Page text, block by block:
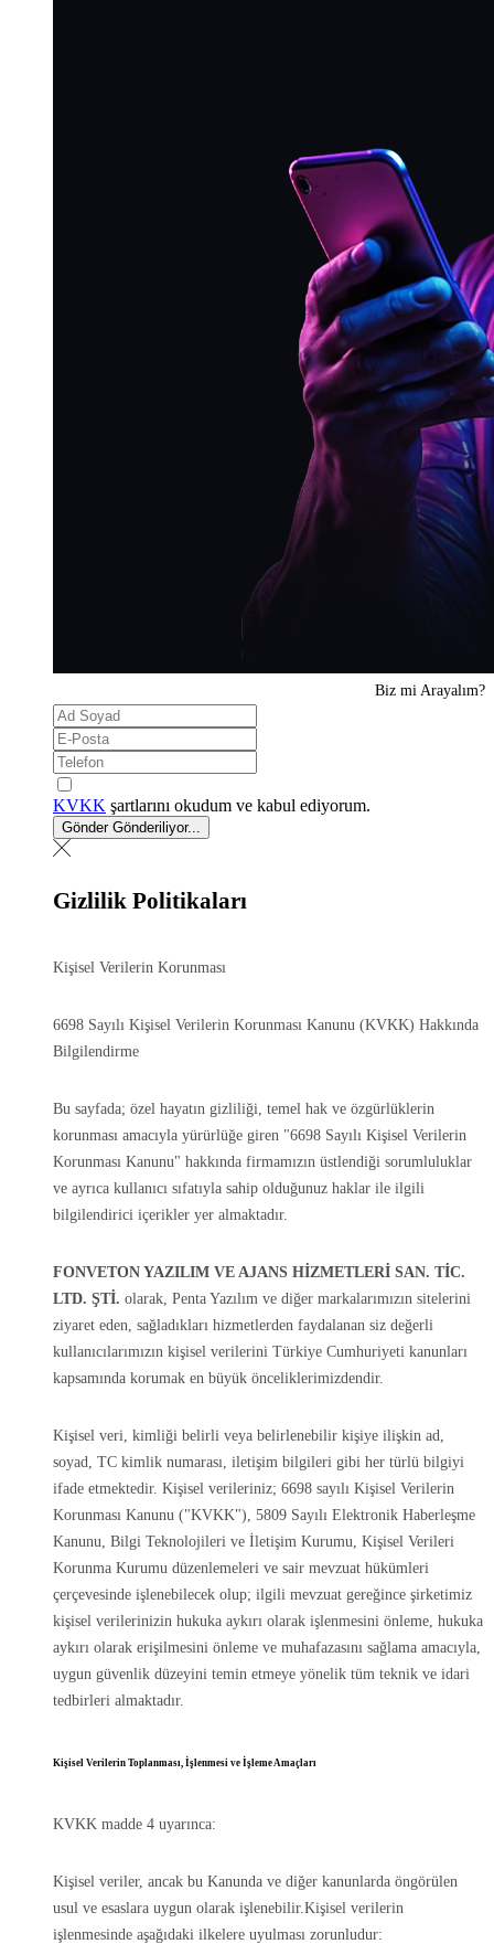
Biz mi Arayalım?
KVKK şartlarını okudum ve kabul ediyorum.
Gönder Gönderiliyor...
Gizlilik Politikaları
Kişisel Verilerin Korunması
6698 Sayılı Kişisel Verilerin Korunması Kanunu (KVKK) Hakkında
Bilgilendirme
Bu sayfada; özel hayatın gizliliği, temel hak ve özgürlüklerin
korunması amacıyla yürürlüğe giren "6698 Sayılı Kişisel Verilerin
Korunması Kanunu" hakkında firmamızın üstlendiği sorumluluklar
ve ayrıca kullanıcı sıfatıyla sahip olduğunuz haklar ile ilgili
bilgilendirici içerikler yer almaktadır.
FONVETON YAZILIM VE AJANS HİZMETLERİ SAN. TİC.
LTD. ŞTİ. olarak, Penta Yazılım ve diğer markalarımızın sitelerini
ziyaret eden, sağladıkları hizmetlerden faydalanan siz değerli
kullanıcılarımızın kişisel verilerini Türkiye Cumhuriyeti kanunları
kapsamında korumak en büyük önceliklerimizdendir.
Kişisel veri, kimliği belirli veya belirlenebilir kişiye ilişkin ad,
soyad, TC kimlik numarası, iletişim bilgileri gibi her türlü bilgiyi
ifade etmektedir. Kişisel verileriniz; 6698 sayılı Kişisel Verilerin
Korunması Kanunu ("KVKK"), 5809 Sayılı Elektronik Haberleşme
Kanunu, Bilgi Teknolojileri ve İletişim Kurumu, Kişisel Verileri
Korunma Kurumu düzenlemeleri ve sair mevzuat hükümleri
çerçevesinde işlenebilecek olup; ilgili mevzuat gereğince şirketimiz
kişisel verilerinizin hukuka aykırı olarak işlenmesini önleme, hukuka
aykırı olarak erişilmesini önleme ve muhafazasını sağlama amacıyla,
uygun güvenlik düzeyini temin etmeye yönelik tüm teknik ve idari
tedbirleri almaktadır.
Kişisel Verilerin Toplanması, İşlenmesi ve İşleme Amaçları
KVKK madde 4 uyarınca:
Kişisel veriler, ancak bu Kanunda ve diğer kanunlarda öngörülen
usul ve esaslara uygun olarak işlenebilir.Kişisel verilerin
işlenmesinde aşağıdaki ilkelere uyulması zorunludur: